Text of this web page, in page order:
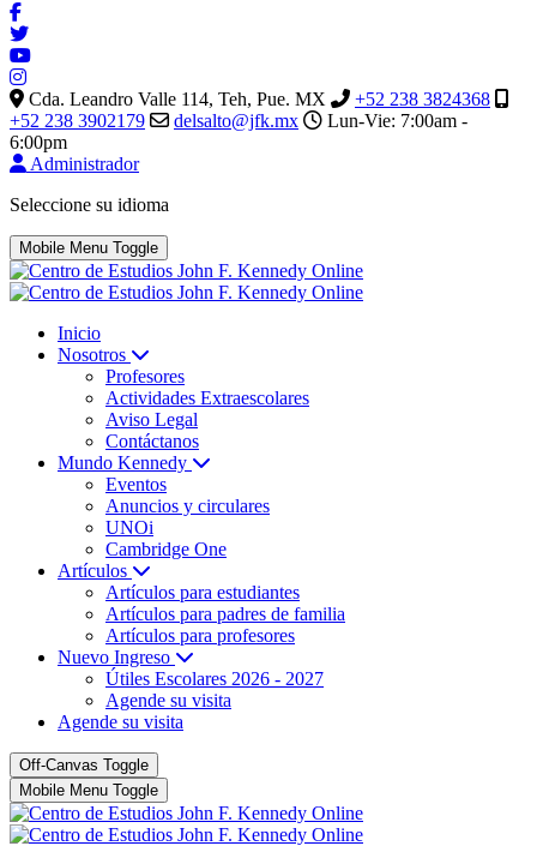
Cda. Leandro Valle 114, Teh, Pue. MX
+52 238 3824368
+52 238 3902179
delsalto@jfk.mx
Lun-Vie: 7:00am -
6:00pm
Administrador
Seleccione su idioma
Mobile Menu Toggle
Inicio
Nosotros
Profesores
Actividades Extraescolares
Aviso Legal
Contáctanos
Mundo Kennedy
Eventos
Anuncios y circulares
UNOi
Cambridge One
Artículos
Artículos para estudiantes
Artículos para padres de familia
Artículos para profesores
Nuevo Ingreso
Útiles Escolares 2026 - 2027
Agende su visita
Agende su visita
Off-Canvas Toggle
Mobile Menu Toggle